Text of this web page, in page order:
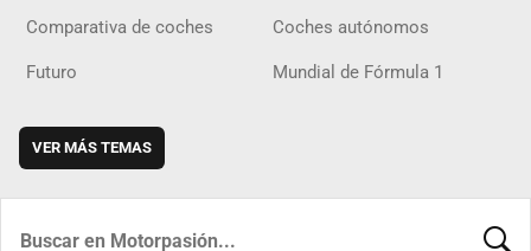
Comparativa de coches Coches autónomos
Futuro Mundial de Fórmula 1
VER MÁS TEMAS